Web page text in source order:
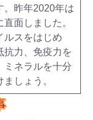
。昨年2020年は
面しました。
ルスをはじめ
抗力、免疫力を
ミネラルを十分
しょう。